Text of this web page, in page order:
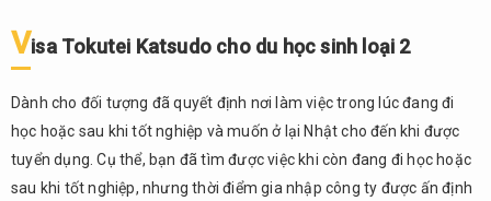
biệt
Tokutei
Katsudo
và Visa
Tokutei
Gino
Visa Tokutei Katsudo cho du học sinh loại 2
Dành cho đối tượng đã quyết định nơi làm việc trong lúc đang đi
học hoặc sau khi tốt nghiệp và muốn ở lại Nhật cho đến khi được
tuyển dụng. Cụ thể, bạn đã tìm được việc khi còn đang đi học hoặc
sau khi tốt nghiệp, nhưng thời điểm gia nhập công ty được ấn định